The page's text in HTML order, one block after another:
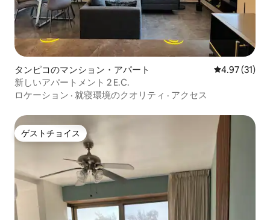
タンピコのマンション・アパート レビュー31
4.97 (31)
新しいアパートメント 2 E.C.
ロケーション · 就寝環境のクオリティ · アクセス
ゲストチョイス
ゲストチョイス